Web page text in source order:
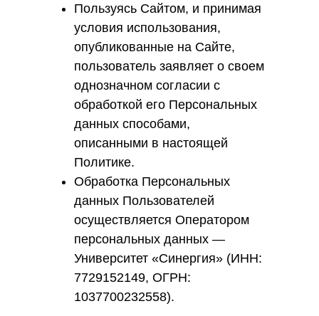
Пользуясь Сайтом, и принимая
условия использования,
опубликованные на Сайте,
пользователь заявляет о своем
однозначном согласии с
обработкой его Персональных
данных способами,
описанными в настоящей
Политике.
Обработка Персональных
данных Пользователей
осуществляется Оператором
персональных данных —
Университет «Синергия» (ИНН:
7729152149, ОГРН:
1037700232558).